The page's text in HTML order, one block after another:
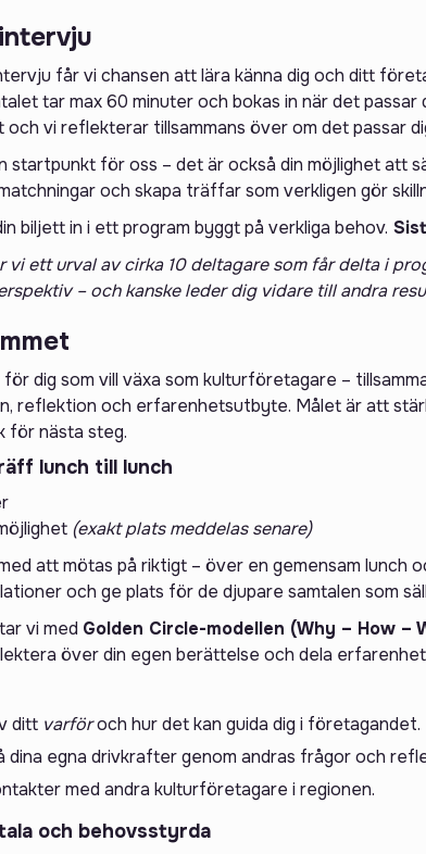
får vi chansen att lära känna dig och ditt
tar max 60 minuter och bokas in när det
vi reflekterar tillsammans över om det passar
startpunkt för oss – det är också din möjlighet att
och skapa träffar som verkligen gör
biljett in i ett program byggt på verkliga behov.
vi ett urval av cirka 10 deltagare som får delta i
– och kanske leder dig vidare till andra
dig som vill växa som kulturföretagare –
reflektion och erfarenhetsutbyte. Målet är att
för nästa steg.
lunch till lunch
(exakt plats meddelas senare)
att mötas på riktigt – över en gemensam lunch
och ge plats för de djupare samtalen som
vi med Golden Circle-modellen (Why – How –
över din egen berättelse och dela
ditt varföroch hur det kan guida dig i företagandet.
dina egna drivkrafter genom andras frågor och
med andra kulturföretagare i regionen.
och behovsstyrda